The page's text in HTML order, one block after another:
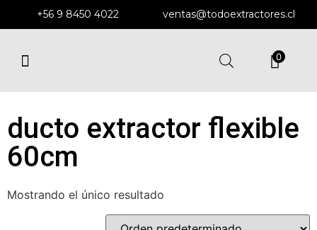
+56 9 8450 4022 ventas@todoextractores.cl
0
ducto extractor flexible
60cm
Mostrando el único resultado